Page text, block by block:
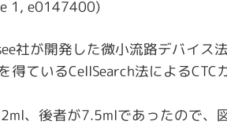
1, e0147400)
社が開発した微小流路デバイス
ているCellSearch法によるCTC
、後者が7.5mlであったので、